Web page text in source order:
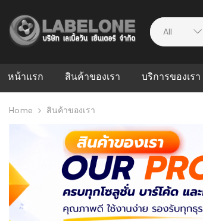
หน้าแรก สินค้าของเรา บริการของเรา
ดาวน์โหลดไดร์เ
วีดีโอแนะนำ
Home สินค้าของเรา